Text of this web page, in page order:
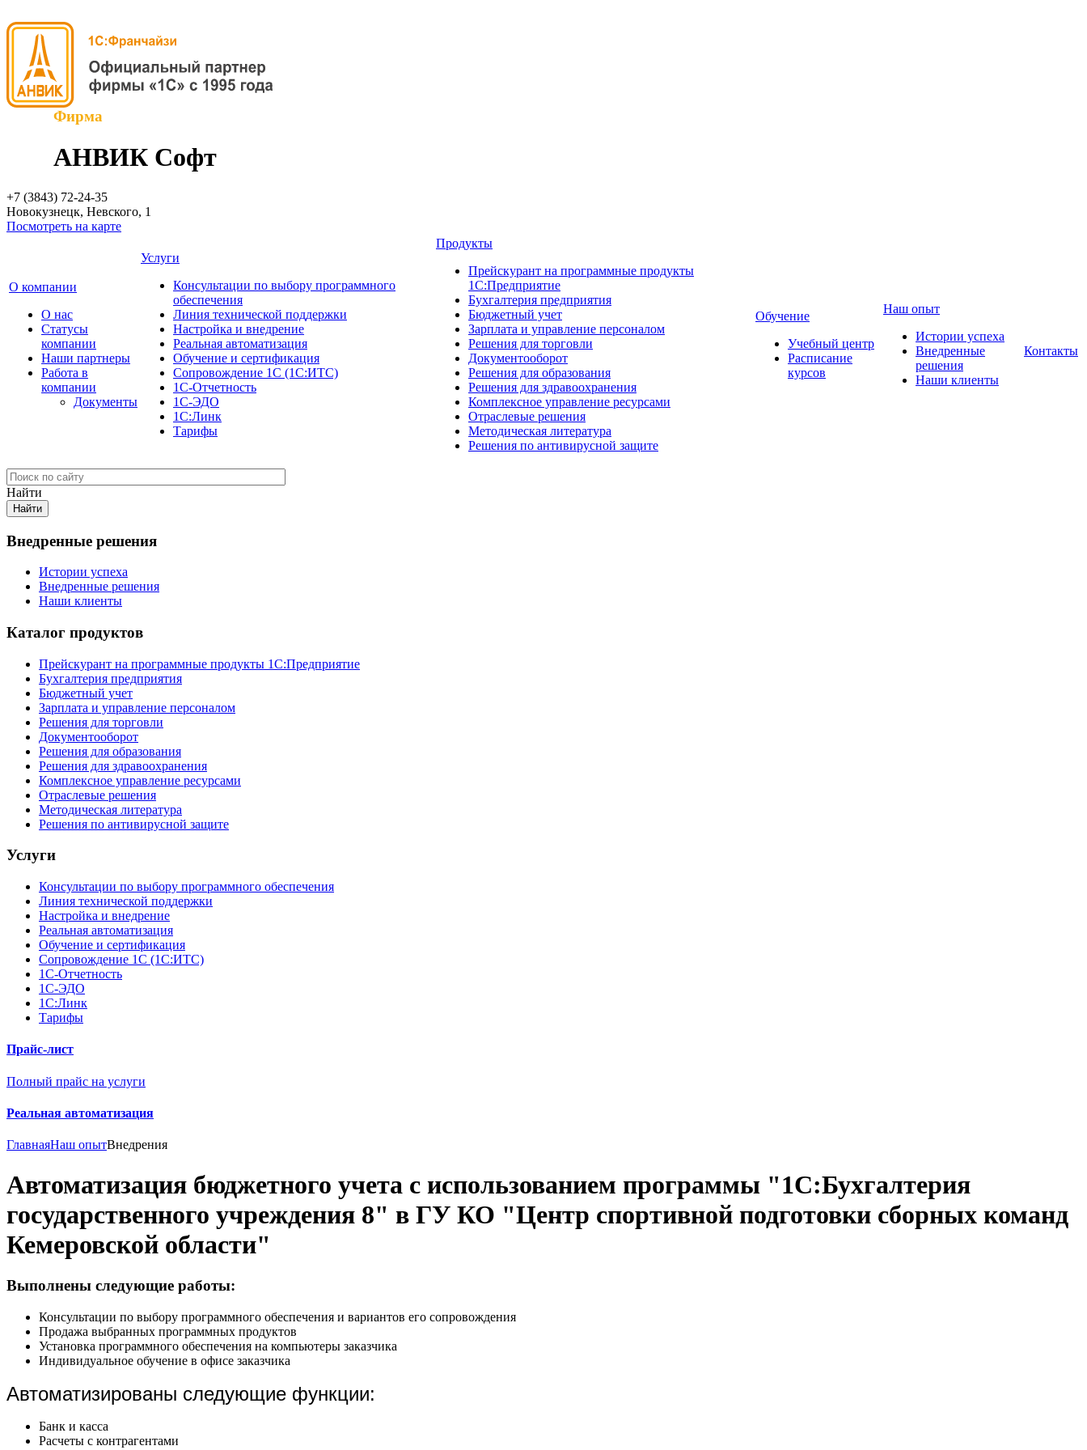
Фирма
АНВИК Софт
+7 (3843) 72-24-35
Новокузнецк, Невского, 1
Посмотреть на карте
О компании
О нас
Cтатусы
компании
Наши партнеры
Работа в
компании
Документы
Услуги
Консультации по выбору программного
обеспечения
Линия технической поддержки
Настройка и внедрение
Реальная автоматизация
Обучение и сертификация
Сопровождение 1С (1С:ИТС)
1С-Отчетность
1С-ЭДО
1С:Линк
Тарифы
Продукты
Прейскурант на программные продукты
1С:Предприятие
Бухгалтерия предприятия
Бюджетный учет
Зарплата и управление персоналом
Решения для торговли
Документооборот
Решения для образования
Решения для здравоохранения
Комплексное управление ресурсами
Отраслевые решения
Методическая литература
Решения по антивирусной защите
Обучение
Учебный центр
Расписание
курсов
Наш опыт
Истории успеха
Внедренные
решения
Наши клиенты
Контакты
Найти
Внедренные решения
Истории успеха
Внедренные решения
Наши клиенты
Каталог продуктов
Прейскурант на программные продукты 1С:Предприятие
Бухгалтерия предприятия
Бюджетный учет
Зарплата и управление персоналом
Решения для торговли
Документооборот
Решения для образования
Решения для здравоохранения
Комплексное управление ресурсами
Отраслевые решения
Методическая литература
Решения по антивирусной защите
Услуги
Консультации по выбору программного обеспечения
Линия технической поддержки
Настройка и внедрение
Реальная автоматизация
Обучение и сертификация
Сопровождение 1С (1С:ИТС)
1С-Отчетность
1С-ЭДО
1С:Линк
Тарифы
Прайс-лист
Полный прайс на услуги
Реальная автоматизация
ГлавнаяНаш опытВнедрения
Автоматизация бюджетного учета с использованием программы "1С:Бухгалтерия
государственного учреждения 8" в ГУ КО "Центр спортивной подготовки сборных команд
Кемеровской области"
Выполнены следующие работы:
Консультации по выбору программного обеспечения и вариантов его сопровождения
Продажа выбранных программных продуктов
Установка программного обеспечения на компьютеры заказчика
Индивидуальное обучение в офисе заказчика
Автоматизированы следующие функции:
Банк и касса
Расчеты с контрагентами